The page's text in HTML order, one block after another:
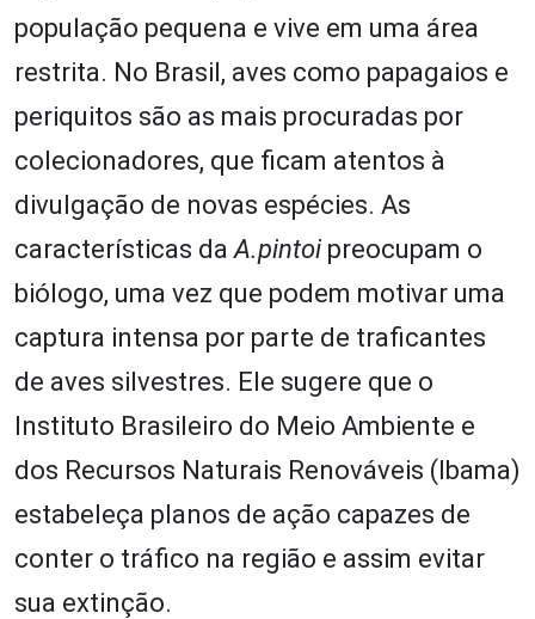
população pequena e vive em uma área
restrita. No Brasil, aves como papagaios e
periquitos são as mais procuradas por
colecionadores, que ficam atentos à
divulgação de novas espécies. As
características daA.pintoi preocupam o
biólogo, uma vez que podem motivar uma
captura intensa por parte de traficantes
de aves silvestres. Ele sugere que o
Instituto Brasileiro do Meio Ambiente e
dos Recursos Naturais Renováveis (Ibama)
estabeleça planos de ação capazes de
conter o tráfico na região e assim evitar
sua extinção.